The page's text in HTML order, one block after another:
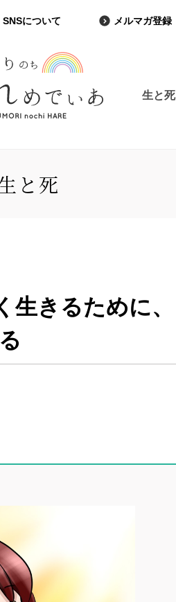
SNSについて メルマガ登録
生と死
と死
きるために、